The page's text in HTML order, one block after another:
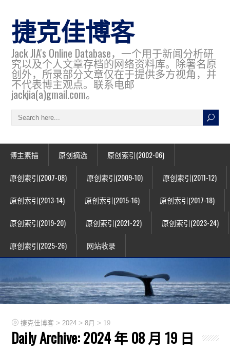
捷克佳博客
Jack JIA's Online Database，一个用于新闻分析研
究以及个人文章存档的网络资料库。除署名原
创外，所录部分文章仅在于提供多方视角，并
不代表博主观点。联系电邮
jackjia(a)gmail.com。
博主素描 原创摘选 原创索引(2002-06)
原创索引(2007-08) 原创索引(2009-10) 原创索引(2011-12)
原创索引(2013-14) 原创索引(2015-16) 原创索引(2017-18)
原创索引(2019-20) 原创索引(2021-22) 原创索引(2023-24)
原创索引(2025-26) 网站收录
捷克佳博客 > 2024 >8月 > 19
Daily Archive:2024 年 08 月 19 日